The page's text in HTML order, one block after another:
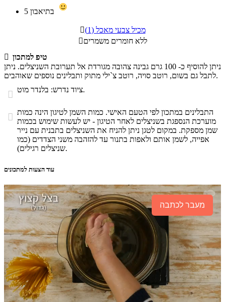
5

מכיל צבעי מאכל (1)
ללא חומרים משמרים
 טיפ למתכון
ניתן להוסיף כ- 100 גרם גבינה צהובה מגורדת אל תערובת השניצלים. ניתן
לתבל גם בשום, רוטב סויה, רוטב צ`ילי מתוק ותבלינים נוספים שאוהבים.
 ציוד נדרש: בלנדר מוט.
 התבלינים במתכון לפי הטעם האישי. כמות השמן לטיגון הינה כמות
מוערכת הנספגת בשניצלים לאחר הטיגון - יש לעשות שימוש בכמות
שמן מספקת. במקום לטגן ניתן להניח את השניצלים בתבנית עם נייר
אפייה, לשמן אותם ולאפות בתנור עד להזהבה משני הצדדים (כמו
שניצלים רגילים).
עוד הצעות למתכונים
מעבר לכתבה